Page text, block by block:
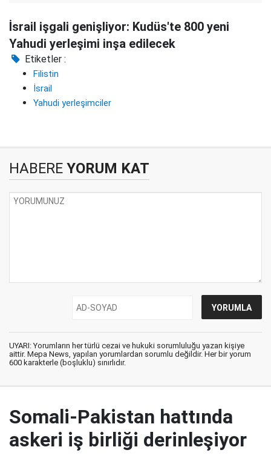
İsrail işgali genişliyor: Kudüs'te 800 yeni
Yahudi yerleşimi inşa edilecek
Etiketler :
Filistin
İsrail
Yahudi yerleşimciler
HABERE YORUM KAT
UYARI: Yorumların her türlü cezai ve hukuki sorumluluğu yazan kişiye
aittir. Mepa News, yapılan yorumlardan sorumlu değildir. Her bir yorum
600 karakterle (boşluklu) sınırlıdır.
Somali-Pakistan hattında
askeri iş birliği derinleşiyor